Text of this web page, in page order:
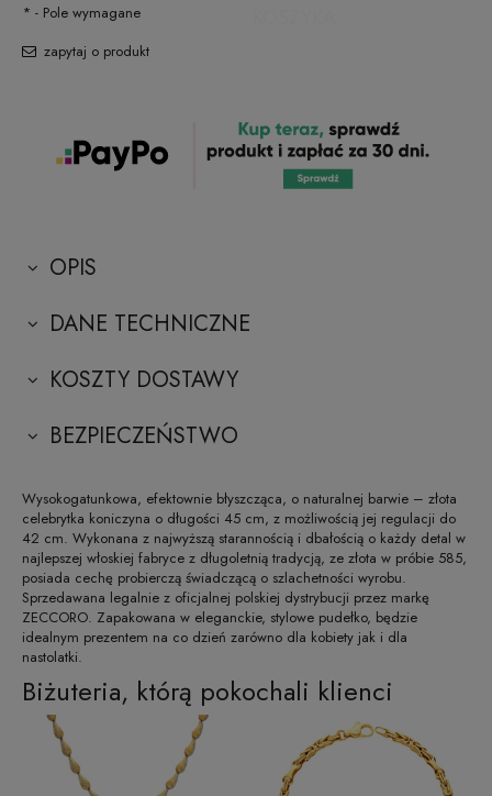
* - Pole wymagane
zapytaj o produkt
OPIS
DANE TECHNICZNE
KOSZTY DOSTAWY
BEZPIECZEŃSTWO
Wysokogatunkowa, efektownie błyszcząca, o naturalnej barwie – złota
celebrytka koniczyna o długości 45 cm, z możliwością jej regulacji do
42 cm. Wykonana z najwyższą starannością i dbałością o każdy detal w
najlepszej włoskiej fabryce z długoletnią tradycją, ze złota w próbie 585,
posiada cechę probierczą świadczącą o szlachetności wyrobu.
Sprzedawana legalnie z oficjalnej polskiej dystrybucji przez markę
ZECCORO. Zapakowana w eleganckie, stylowe pudełko, będzie
idealnym prezentem na co dzień zarówno dla kobiety jak i dla
nastolatki.
Biżuteria, którą pokochali klienci